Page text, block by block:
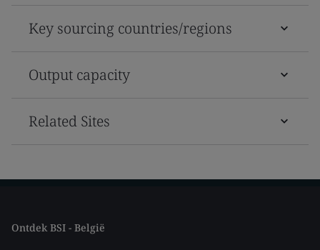
Key sourcing countries/regions
Output capacity
Related Sites
Ontdek BSI - België